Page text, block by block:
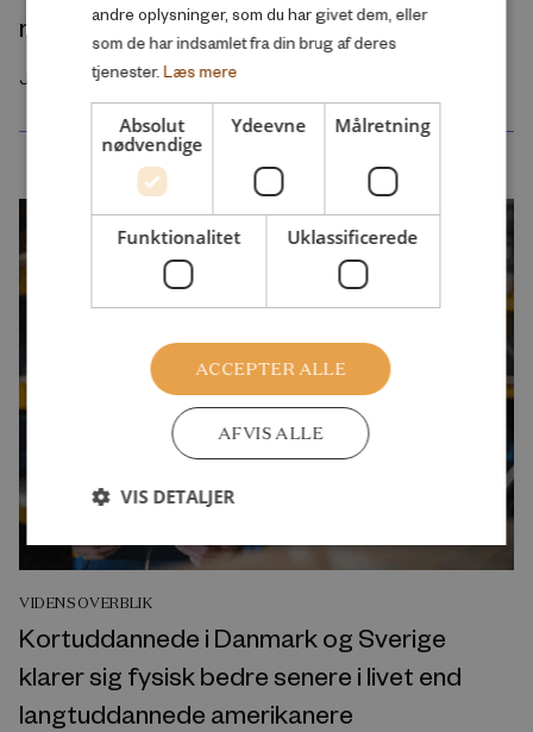
moderne børneliv
Juli 2026
VIDENSOVERBLIK
Kortuddannede i Danmark og Sverige
klarer sig fysisk bedre senere i livet end
langtuddannede amerikanere
andre oplysninger, som du har givet dem, eller
som de har indsamlet fra din brug af deres
tjenester. Læs mere
Absolut
nødvendige
Ydeevne Målretning
Funktionalitet Uklassificerede
ACCEPTER ALLE
AFVIS ALLE
VIS DETALJER